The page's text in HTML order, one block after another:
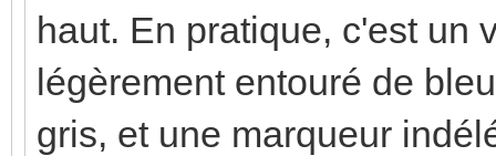
haut. En pratique, c'est un
légèrement entouré de
gris, et une marqueur